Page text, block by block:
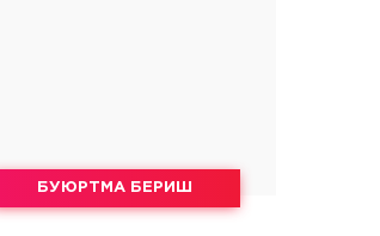
БУЮРТМА БЕРИШ